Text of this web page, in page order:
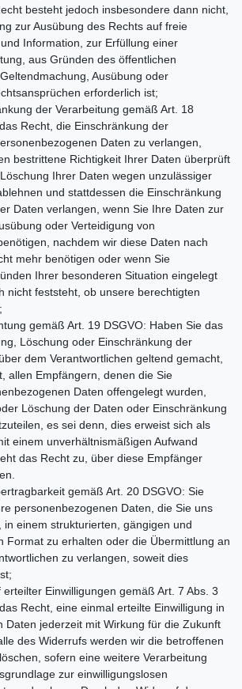
besteht jedoch insbesondere dann nicht,
zur Ausübung des Rechts auf freie
Information, zur Erfüllung einer
aus Gründen des öffentlichen
Ausübung oder
erforderlich ist;
der Verarbeitung gemäß Art. 18
Recht, die Einschränkung der
Daten zu verlangen,
bestrittene Richtigkeit Ihrer Daten überprüft
Ihrer Daten wegen unzulässiger
und stattdessen die Einschränkung
Daten verlangen, wenn Sie Ihre Daten zur
oder Verteidigung von
nachdem wir diese Daten nach
mehr benötigen oder wenn Sie
Ihrer besonderen Situation eingelegt
nicht feststeht, ob unsere berechtigten
gemäß Art. 19 DSGVO: Haben Sie das
Löschung oder Einschränkung der
dem Verantwortlichen geltend gemacht,
allen Empfängern, denen die Sie
Daten offengelegt wurden,
Löschung der Daten oder Einschränkung
es sei denn, dies erweist sich als
einem unverhältnismäßigen Aufwand
das Recht zu, über diese Empfänger
gemäß Art. 20 DSGVO: Sie
personenbezogenen Daten, die Sie uns
in einem strukturierten, gängigen und
Format zu erhalten oder die Übermittlung an
zu verlangen, soweit dies
Einwilligungen gemäß Art. 7 Abs. 3
Recht, eine einmal erteilte Einwilligung in
Daten jederzeit mit Wirkung für die Zukunft
des Widerrufs werden wir die betroffenen
sofern eine weitere Verarbeitung
zur einwilligungslosen